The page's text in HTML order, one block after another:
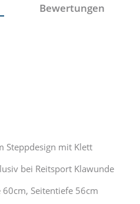
Bewertungen
Steppdesign mit Klett
bei Reitsport Klawunde
60cm, Seitentiefe 56cm